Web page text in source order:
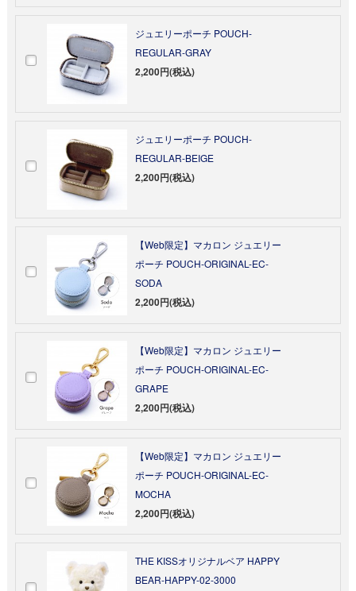
ジュエリーポーチ POUCH-
REGULAR-GRAY
2,200円(税込)
ジュエリーポーチ POUCH-
REGULAR-BEIGE
2,200円(税込)
【Web限定】マカロン ジュエリー
ポーチ POUCH-ORIGINAL-EC-
SODA
2,200円(税込)
【Web限定】マカロン ジュエリー
ポーチ POUCH-ORIGINAL-EC-
GRAPE
2,200円(税込)
【Web限定】マカロン ジュエリー
ポーチ POUCH-ORIGINAL-EC-
MOCHA
2,200円(税込)
THE KISSオリジナルベア HAPPY
BEAR-HAPPY-02-3000